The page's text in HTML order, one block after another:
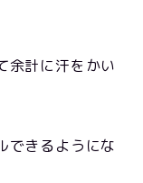
余計に汗をかい
できるようにな